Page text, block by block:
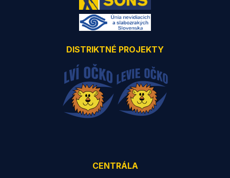
DISTRIKTNÉ PROJEKTY
CENTRÁLA